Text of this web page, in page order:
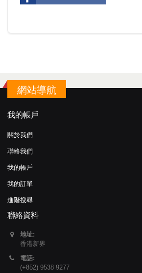
網站導航
我的帳戶
關於我們
聯絡我們
我的帳戶
我的訂單
進階搜尋
聯絡資料
地址:
香港新界
電話:
(+852) 9538 9277